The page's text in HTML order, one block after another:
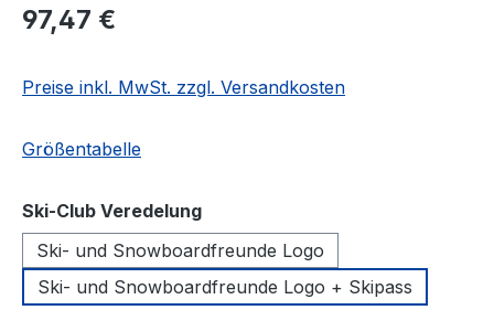
Regulärer Preis:
97,47 €
Preise inkl. MwSt. zzgl. Versandkosten
Größentabelle
Ski-Club Veredelungauswählen
Ski- und Snowboardfreunde Logo
Ski- und Snowboardfreunde Logo + Skipass